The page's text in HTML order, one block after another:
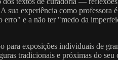
experiência como
e a não ter "medo da
exposições individuais de
tradicionais e próximas do seu